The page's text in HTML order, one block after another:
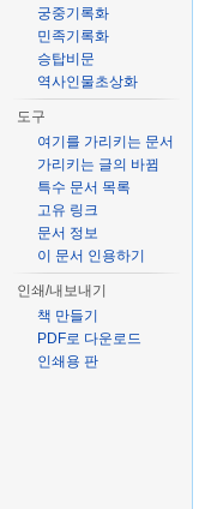
궁중기록화
민족기록화
승탑비문
역사인물초상화
도구
여기를 가리키는 문서
가리키는 글의 바뀜
특수 문서 목록
고유 링크
문서 정보
이 문서 인용하기
인쇄/내보내기
책 만들기
PDF로 다운로드
인쇄용 판